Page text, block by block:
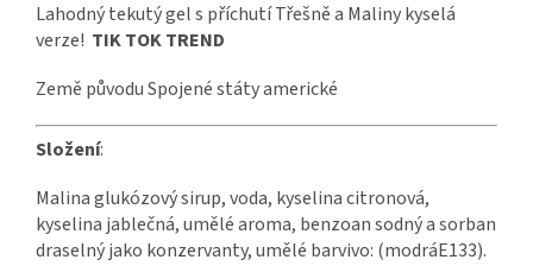
Lahodný tekutý gel s příchutí Třešně a Maliny kyselá
verze! TIK TOK TREND
Země původu Spojené státy americké
Složení:
Malina glukózový sirup, voda, kyselina citronová,
kyselina jablečná, umělé aroma, benzoan sodný a sorban
draselný jako konzervanty, umělé barvivo: (modráE133).